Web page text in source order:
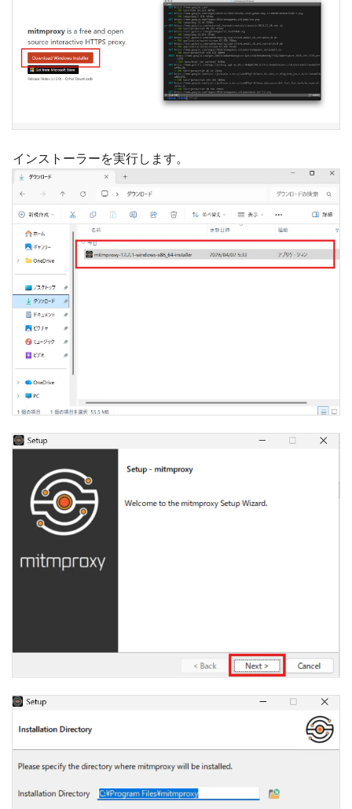
インストーラーを実行します。